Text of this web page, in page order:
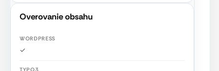
Overovanie obsahu
✓